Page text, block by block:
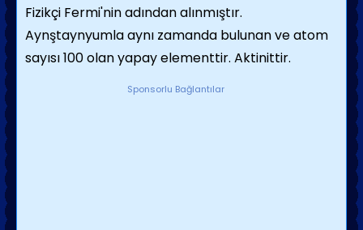
Fizikçi Fermi'nin adından alınmıştır.
Aynştaynyumla aynı zamanda bulunan ve atom
sayısı 100 olan yapay elementtir. Aktinittir.
Sponsorlu Bağlantılar